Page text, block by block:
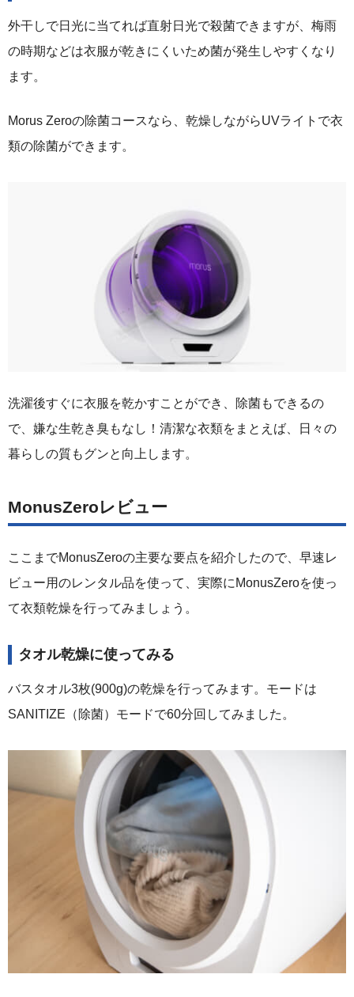
外干しで日光に当てれば直射日光で殺菌できますが、梅雨
の時期などは衣服が乾きにくいため菌が発生しやすくなり
ます。
Morus Zeroの除菌コースなら、乾燥しながらUVライトで衣
類の除菌ができます。
洗濯後すぐに衣服を乾かすことができ、除菌もできるの
で、嫌な生乾き臭もなし！清潔な衣類をまとえば、日々の
暮らしの質もグンと向上します。
MonusZeroレビュー
ここまでMonusZeroの主要な要点を紹介したので、早速レ
ビュー用のレンタル品を使って、実際にMonusZeroを使っ
て衣類乾燥を行ってみましょう。
タオル乾燥に使ってみる
バスタオル3枚(900g)の乾燥を行ってみます。モードは
SANITIZE（除菌）モードで60分回してみました。